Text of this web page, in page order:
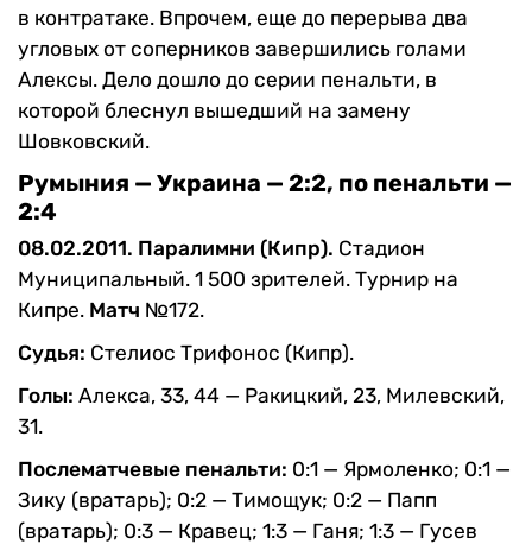
в контратаке. Впрочем, еще до перерыва два
угловых от соперников завершились голами
Алексы. Дело дошло до серии пенальти, в
которой блеснул вышедший на замену
Шовковский.
Румыния — Украина — 2:2, по пенальти —
2:4
08.02.2011. Паралимни (Кипр). Стадион
Муниципальный. 1 500 зрителей. Турнир на
Кипре. Матч №172.
Судья: Стелиос Трифонос (Кипр).
Голы: Алекса, 33, 44 — Ракицкий, 23, Милевский,
31.
Послематчевые пенальти: 0:1 — Ярмоленко; 0:1 —
Зику (вратарь); 0:2 — Тимощук; 0:2 — Папп
(вратарь); 0:3 — Кравец; 1:3 — Ганя; 1:3 — Гусев